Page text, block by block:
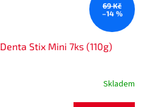
69 Kč
–14 %
Stix Mini 7ks (110g)
Skladem